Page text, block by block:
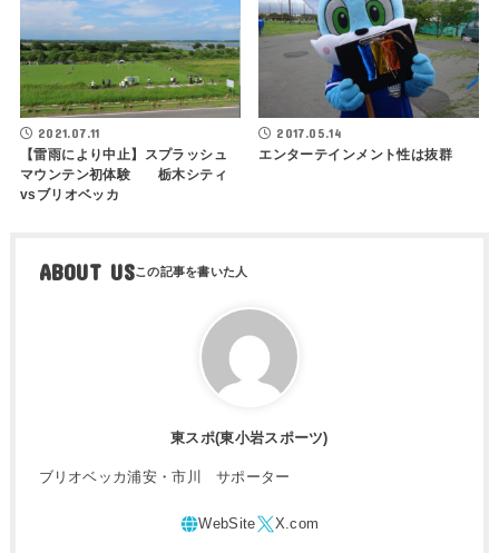
2021.07.11
【雷雨により中止】スプラッシュ
マウンテン初体験 栃木シティ
vsブリオベッカ
2017.05.14
エンターテインメント性は抜群
ABOUT US
東スポ(東小岩スポーツ)
ブリオベッカ浦安・市川 サポーター